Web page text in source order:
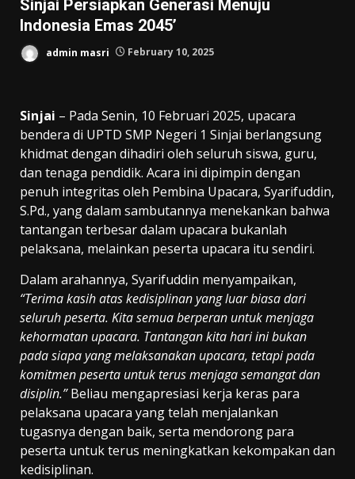
Sinjai Persiapkan Generasi Menuju
Indonesia Emas 2045’
admin masri February 10, 2025
Sinjai – Pada Senin, 10 Februari 2025, upacara
bendera di UPTD SMP Negeri 1 Sinjai berlangsung
khidmat dengan dihadiri oleh seluruh siswa, guru,
dan tenaga pendidik. Acara ini dipimpin dengan
penuh integritas oleh Pembina Upacara, Syarifuddin,
S.Pd., yang dalam sambutannya menekankan bahwa
tantangan terbesar dalam upacara bukanlah
pelaksana, melainkan peserta upacara itu sendiri.
Dalam arahannya, Syarifuddin menyampaikan,
“Terima kasih atas kedisiplinan yang luar biasa dari
seluruh peserta. Kita semua berperan untuk menjaga
kehormatan upacara. Tantangan kita hari ini bukan
pada siapa yang melaksanakan upacara, tetapi pada
komitmen peserta untuk terus menjaga semangat dan
disiplin.”Beliau mengapresiasi kerja keras para
pelaksana upacara yang telah menjalankan
tugasnya dengan baik, serta mendorong para
peserta untuk terus meningkatkan kekompakan dan
kedisiplinan.